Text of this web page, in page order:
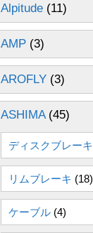
Alpitude (11)
AMP (3)
AROFLY (3)
ASHIMA(45)
ディスクブレーキ
リムブレーキ (18)
ケーブル (4)